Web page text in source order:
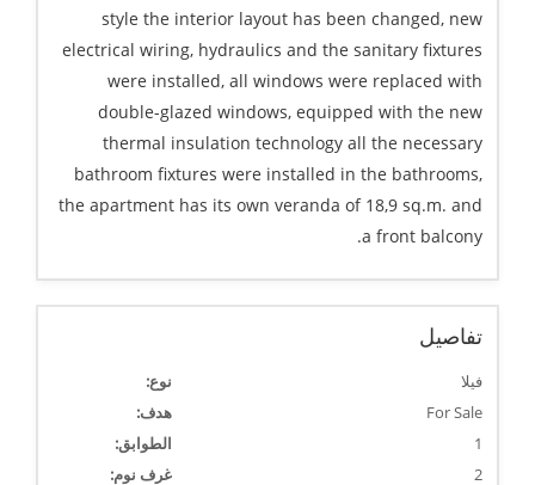
style the interior layout has been changed, new
electrical wiring, hydraulics and the sanitary fixtures
were installed, all windows were replaced with
double-glazed windows, equipped with the new
thermal insulation technology all the necessary
bathroom fixtures were installed in the bathrooms,
the apartment has its own veranda of 18,9 sq.m. and
a front balcony.
تفاصيل
نوع:
فيلا
هدف:
For Sale
الطوابق:
1
غرف نوم:
2